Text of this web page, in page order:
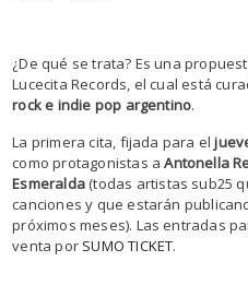
¿De qué se trata? Es una
Lucecita Records, el cual está
rock e indie pop argentino.
La primera cita, fijada para el
como protagonistas aAntonella
Esmeralda(todas artistas sub25
canciones y que estarán
próximos meses). Las entradas
venta por SUMO TICKET.